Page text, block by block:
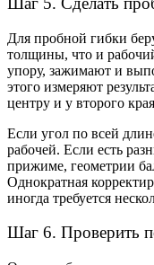
Для пробной гибки
толщины, что и
упору, зажимают и
этого измеряют
центру и у второго
Если угол по всей
рабочей. Если есть
прижиме, геометрии
Однократная
иногда требуется
Шаг 6. Проверить